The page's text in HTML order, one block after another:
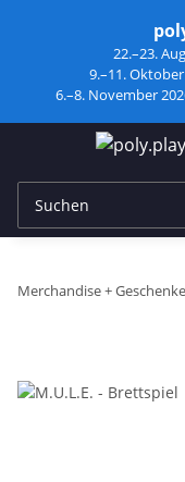
22.–23.
9.–11.
6.–8. November
Merchandise + Geschenke